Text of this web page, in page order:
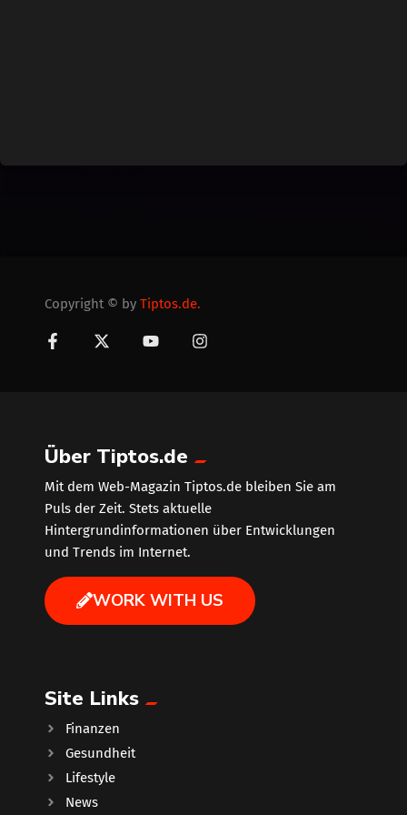
Copyright © by Tiptos.de.
Über Tiptos.de
Mit dem Web-Magazin Tiptos.de bleiben Sie am
Puls der Zeit. Stets aktuelle
Hintergrundinformationen über Entwicklungen
und Trends im Internet.
WORK WITH US
Site Links
Finanzen
Gesundheit
Lifestyle
News